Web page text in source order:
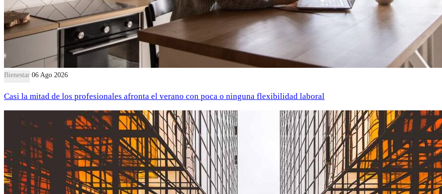
Bienestar 06 Ago 2026
Casi la mitad de los profesionales afronta el verano con poca o ninguna flexibilidad laboral